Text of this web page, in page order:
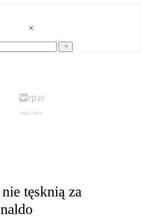
tęsknią za